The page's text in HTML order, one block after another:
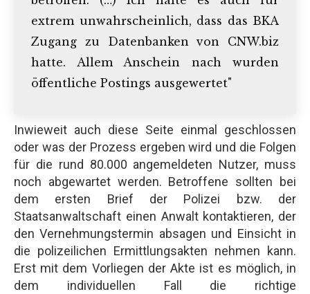
extrem unwahrscheinlich, dass das BKA
Zugang zu Datenbanken von CNW.biz
hatte. Allem Anschein nach wurden
öffentliche Postings ausgewertet"
Inwieweit auch diese Seite einmal geschlossen
oder was der Prozess ergeben wird und die Folgen
für die rund 80.000 angemeldeten Nutzer, muss
noch abgewartet werden. Betroffene sollten bei
dem ersten Brief der Polizei bzw. der
Staatsanwaltschaft einen Anwalt kontaktieren, der
den Vernehmungstermin absagen und Einsicht in
die polizeilichen Ermittlungsakten nehmen kann.
Erst mit dem Vorliegen der Akte ist es möglich, in
dem individuellen Fall die richtige